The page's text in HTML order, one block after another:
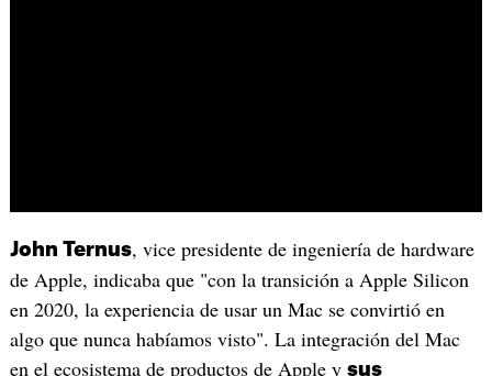
John Ternus, vice presidente de ingeniería de hardware
de Apple, indicaba que "con la transición a Apple Silicon
en 2020, la experiencia de usar un Mac se convirtió en
algo que nunca habíamos visto". La integración del Mac
en el ecosistema de productos de Apple y sus